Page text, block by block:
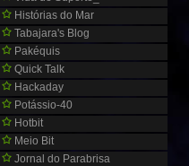
Histórias do Mar
Tabajara's Blog
Pakéquis
Quick Talk
Hackaday
Potássio-40
Hotbit
Meio Bit
Jornal do Parabrisa